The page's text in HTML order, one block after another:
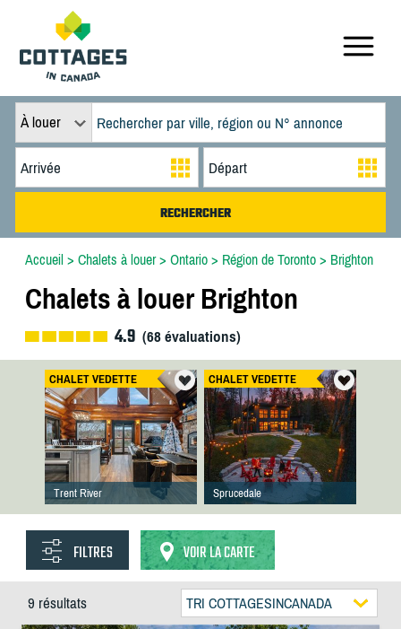
À louer
Accueil> Chalets à louer> Ontario> Région de Toronto> Brighton
Chalets à louer Brighton
4.9 (68évaluations)
CHALET VEDETTE
Trent River
CHALET VEDETTE
Sprucedale
FILTRES VOIR LA CARTE
9 résultats TRI COTTAGESINCANADA